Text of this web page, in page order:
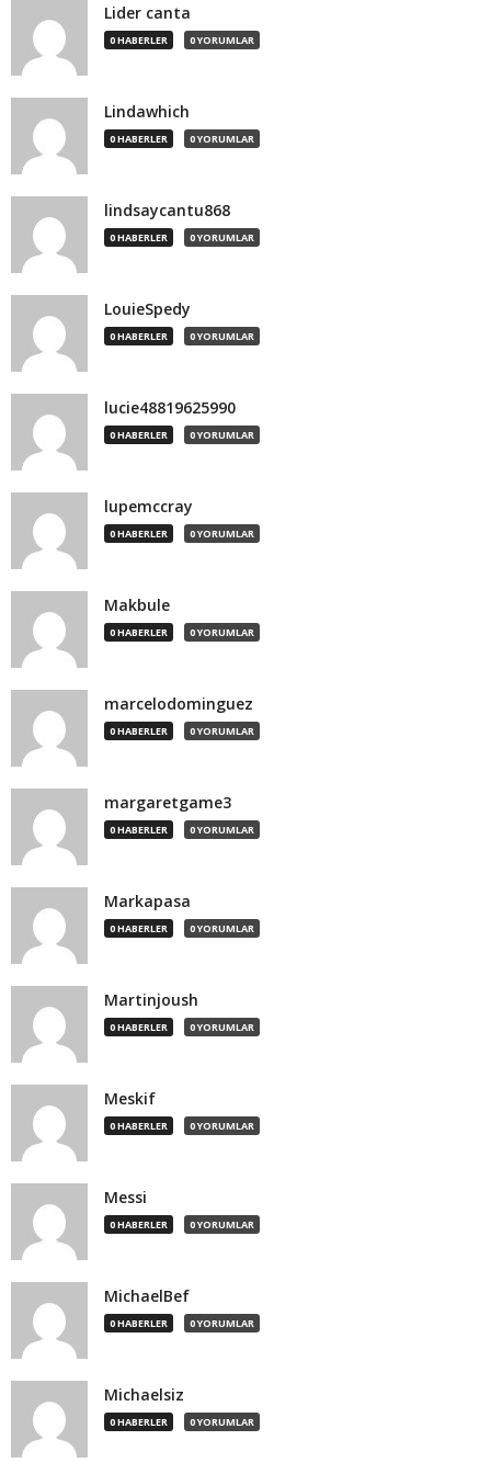
Lider canta
0 HABERLER 0 YORUMLAR
Lindawhich
0 HABERLER 0 YORUMLAR
lindsaycantu868
0 HABERLER 0 YORUMLAR
LouieSpedy
0 HABERLER 0 YORUMLAR
lucie48819625990
0 HABERLER 0 YORUMLAR
lupemccray
0 HABERLER 0 YORUMLAR
Makbule
0 HABERLER 0 YORUMLAR
marcelodominguez
0 HABERLER 0 YORUMLAR
margaretgame3
0 HABERLER 0 YORUMLAR
Markapasa
0 HABERLER 0 YORUMLAR
Martinjoush
0 HABERLER 0 YORUMLAR
Meskif
0 HABERLER 0 YORUMLAR
Messi
0 HABERLER 0 YORUMLAR
MichaelBef
0 HABERLER 0 YORUMLAR
Michaelsiz
0 HABERLER 0 YORUMLAR